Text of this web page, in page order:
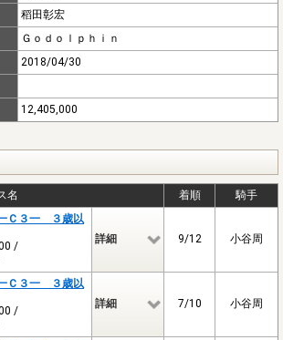
稻田彰宏
Ｇｏｄｏｌｐｈｉｎ
2018/04/30
12,405,000
名 着順 騎手
Ｃ３一 ３歳以
/
詳細 9/12 小谷周
Ｃ３一 ３歳以
/
詳細 7/10 小谷周